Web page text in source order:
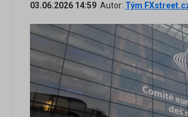
03.06.2026 14:59 Autor: Tým